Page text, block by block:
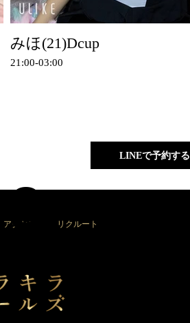
みほ(21)Dcup
21:00-03:00
LINEで予約する
アクセス リクルート